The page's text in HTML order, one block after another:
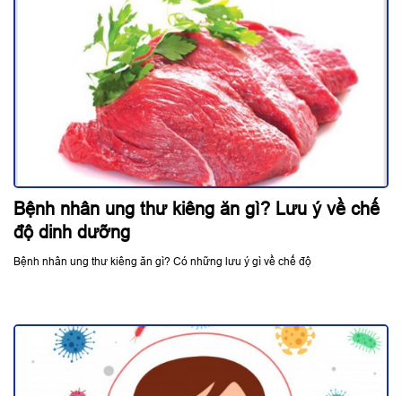
Bệnh nhân ung thư kiêng ăn gì? Lưu ý về chế
độ dinh dưỡng
Bệnh nhân ung thư kiêng ăn gì? Có những lưu ý gì về chế độ